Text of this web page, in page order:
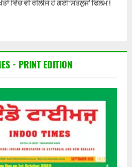
ਵਿੱਚ ਵੀ ਰੀਲੀਜ ਹੋ ਗਈ ‘ਸਤਲੁਜ’ ਫਿਲਮ !
- PRINT EDITION